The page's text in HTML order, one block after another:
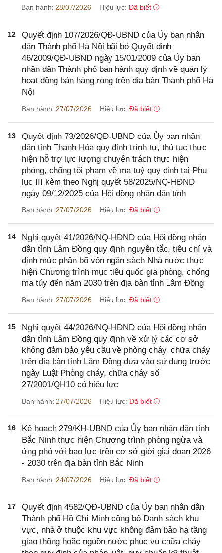
Ban hành: 28/07/2026 Hiệu lực: Đã biết
12
Quyết định 107/2026/QĐ-UBND của Ủy ban nhân
dân Thành phố Hà Nội bãi bỏ Quyết định
46/2009/QĐ-UBND ngày 15/01/2009 của Ủy ban
nhân dân Thành phố ban hành quy định về quản lý
hoạt động bán hàng rong trên địa bàn Thành phố Hà
Nội
Ban hành: 27/07/2026 Hiệu lực: Đã biết
13
Quyết định 73/2026/QĐ-UBND của Ủy ban nhân
dân tỉnh Thanh Hóa quy định trình tự, thủ tục thực
hiện hỗ trợ lực lượng chuyên trách thực hiện
phòng, chống tội phạm về ma tuý quy định tại Phụ
lục III kèm theo Nghị quyết 58/2025/NQ-HĐND
ngày 09/12/2025 của Hội đồng nhân dân tỉnh
Ban hành: 27/07/2026 Hiệu lực: Đã biết
14
Nghị quyết 41/2026/NQ-HĐND của Hội đồng nhân
dân tỉnh Lâm Đồng quy định nguyên tắc, tiêu chí và
định mức phân bổ vốn ngân sách Nhà nước thực
hiện Chương trình mục tiêu quốc gia phòng, chống
ma túy đến năm 2030 trên địa bàn tỉnh Lâm Đồng
Ban hành: 27/07/2026 Hiệu lực: Đã biết
15
Nghị quyết 44/2026/NQ-HĐND của Hội đồng nhân
dân tỉnh Lâm Đồng quy định về xử lý các cơ sở
không đảm bảo yêu cầu về phòng cháy, chữa cháy
trên địa bàn tỉnh Lâm Đồng đưa vào sử dụng trước
ngày Luật Phòng cháy, chữa cháy số
27/2001/QH10 có hiệu lực
Ban hành: 27/07/2026 Hiệu lực: Đã biết
16
Kế hoạch 279/KH-UBND của Ủy ban nhân dân tỉnh
Bắc Ninh thực hiện Chương trình phòng ngừa và
ứng phó với bạo lực trên cơ sở giới giai đoạn 2026
- 2030 trên địa bàn tỉnh Bắc Ninh
Ban hành: 24/07/2026 Hiệu lực: Đã biết
17
Quyết định 4582/QĐ-UBND của Ủy ban nhân dân
Thành phố Hồ Chí Minh công bố Danh sách khu
vực, nhà ở thuộc khu vực không đảm bảo hạ tầng
giao thông hoặc nguồn nước phục vụ chữa cháy